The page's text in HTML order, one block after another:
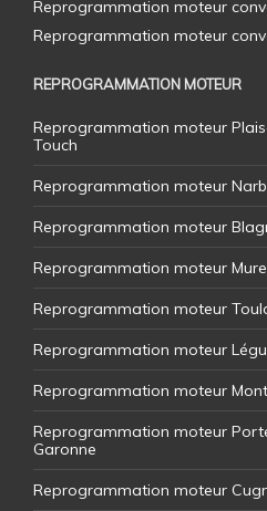
REPROGRAMMATION MOTEUR
Reprogrammation moteur
Touch
Reprogrammation moteur
Reprogrammation moteur
Reprogrammation moteur
Reprogrammation moteur
Reprogrammation moteur
Reprogrammation moteur
Reprogrammation moteur
Garonne
Reprogrammation moteur
Reprogrammation moteur
Reprogrammation moteur